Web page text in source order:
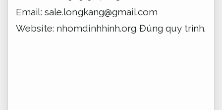
Email: sale.longkang@gmail.com
Website: nhomdinhhinh.org Đúng quy trình.